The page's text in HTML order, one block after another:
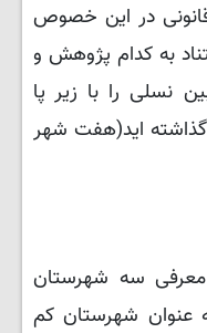
در این خصوص
به کدام پژوهش و
نسلی را با زیر پا
اید(هفت شهر
سه شهرستان
عنوان شهرستان کم